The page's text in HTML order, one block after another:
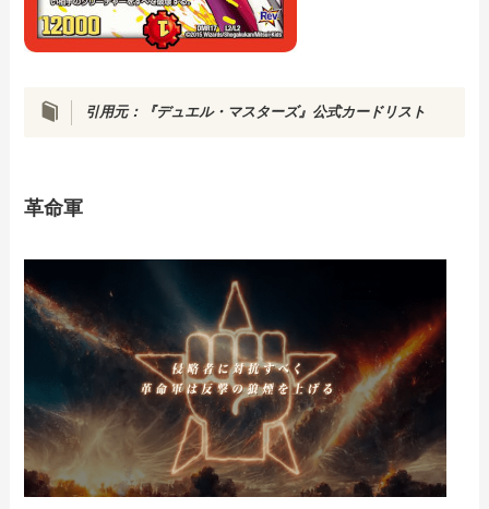
引用元：『デュエル・マスターズ』公式カードリスト
革命軍